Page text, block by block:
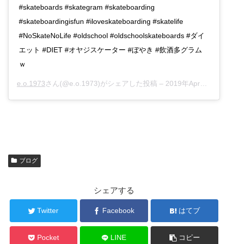
#skateboards #skategram #skateboarding
#skateboardingisfun #iloveskateboarding #skatelife
#NoSkateNoLife #oldschool #oldschoolskateboards #ダイ
エット #DIET #オヤジスケーター #ぼやき #飲酒多グラム
ｗ
e.o.1973さん(@e.o.1973)がシェアした投稿 – 2019年Apr月13日am6時46分PDT
ブログ
シェアする
Twitter Facebook はてブ
Pocket LINE コピー